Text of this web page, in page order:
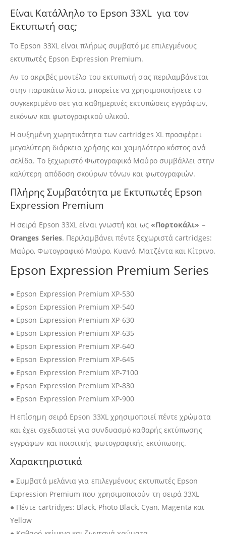
Είναι Κατάλληλο το Epson 33XL για τον
Εκτυπωτή σας;
Το Epson 33XL είναι πλήρως συμβατό με επιλεγμένους
εκτυπωτές Epson Expression Premium.
Αν το ακριβές μοντέλο του εκτυπωτή σας περιλαμβάνεται
στην παρακάτω λίστα, μπορείτε να χρησιμοποιήσετε το
συγκεκριμένο σετ για καθημερινές εκτυπώσεις εγγράφων,
εικόνων και φωτογραφικού υλικού.
Η αυξημένη χωρητικότητα των cartridges XL προσφέρει
μεγαλύτερη διάρκεια χρήσης και χαμηλότερο κόστος ανά
σελίδα. Το ξεχωριστό Φωτογραφικό Μαύρο συμβάλλει στην
καλύτερη απόδοση σκούρων τόνων και φωτογραφιών.
Πλήρης Συμβατότητα με Εκτυπωτές Epson
Expression Premium
Η σειρά Epson 33XL είναι γνωστή και ως «Πορτοκάλι» –
Oranges Series. Περιλαμβάνει πέντε ξεχωριστά cartridges:
Μαύρο, Φωτογραφικό Μαύρο, Κυανό, Ματζέντα και Κίτρινο.
Epson Expression Premium Series
● Epson Expression Premium XP-530
● Epson Expression Premium XP-540
● Epson Expression Premium XP-630
● Epson Expression Premium XP-635
● Epson Expression Premium XP-640
● Epson Expression Premium XP-645
● Epson Expression Premium XP-7100
● Epson Expression Premium XP-830
● Epson Expression Premium XP-900
Η επίσημη σειρά Epson 33XL χρησιμοποιεί πέντε χρώματα
και έχει σχεδιαστεί για συνδυασμό καθαρής εκτύπωσης
εγγράφων και ποιοτικής φωτογραφικής εκτύπωσης.
Χαρακτηριστικά
● Συμβατά μελάνια για επιλεγμένους εκτυπωτές Epson
Expression Premium που χρησιμοποιούν τη σειρά 33XL
● Πέντε cartridges: Black, Photo Black, Cyan, Magenta και
Yellow